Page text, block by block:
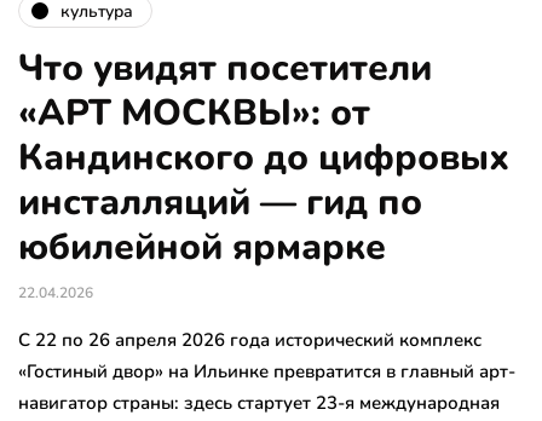
культура
Что увидят посетители
«АРТ МОСКВЫ»: от
Кандинского до цифровых
инсталляций — гид по
юбилейной ярмарке
22.04.2026
С 22 по 26 апреля 2026 года исторический комплекс
«Гостиный двор» на Ильинке превратится в главный арт-
навигатор страны: здесь стартует 23-я международная